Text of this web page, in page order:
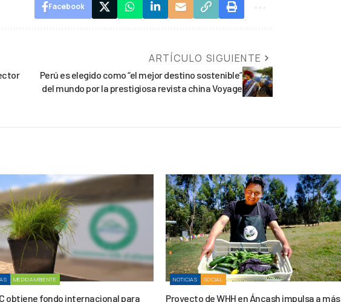
Facebook
ARTÍCULO SIGUIENTE
Perú es elegido como “el mejor destino sostenible”
del mundo por la prestigiosa revista china Voyage
MEDIOAMBIENTE
obtiene fondo internacional para
NOTICIAS SOCIAL
Proyecto de WHH en Áncash impulsa a más